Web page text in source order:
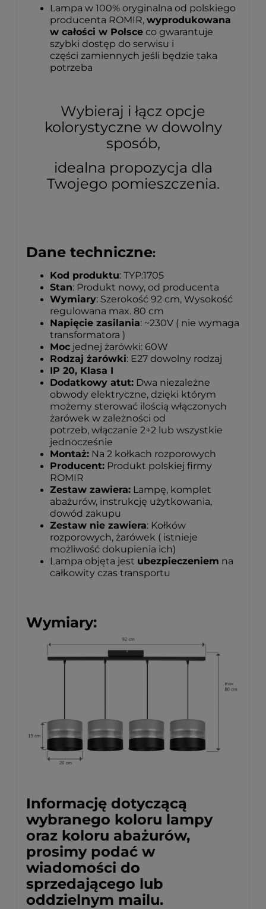
Lampa w 100% oryginalna od polskiego
producenta ROMIR, wyprodukowana
w całości w Polsce co gwarantuje
szybki dostęp do serwisu i
części zamiennych jeśli będzie taka
potrzeba
Wybieraj i łącz opcje
kolorystyczne w dowolny
sposób,
idealna propozycja dla
Twojego pomieszczenia.
Dane techniczne:
Kod produktu: TYP:1705
Stan: Produkt nowy, od producenta
Wymiary: Szerokość 92 cm, Wysokość
regulowana max. 80 cm
Napięcie zasilania: ~230V ( nie wymaga
transformatora )
Moc jednej żarówki: 60W
Rodzaj żarówki: E27 dowolny rodzaj
IP 20, Klasa I
Dodatkowy atut: Dwa niezależne
obwody elektryczne, dzięki którym
możemy sterować ilością włączonych
żarówek w zależności od
potrzeb, włączanie 2+2 lub wszystkie
jednocześnie
Montaż: Na 2 kołkach rozporowych
Producent: Produkt polskiej firmy
ROMIR
Zestaw zawiera: Lampę, komplet
abażurów, instrukcję użytkowania,
dowód zakupu
Zestaw nie zawiera: Kołków
rozporowych, żarówek ( istnieje
możliwość dokupienia ich)
Lampa objęta jest ubezpieczeniem na
całkowity czas transportu
Wymiary:
Informację dotyczącą
wybranego koloru lampy
oraz koloru abażurów,
prosimy podać w
wiadomości do
sprzedającego lub
oddzielnym mailu.